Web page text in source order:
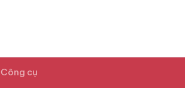
Công cụ